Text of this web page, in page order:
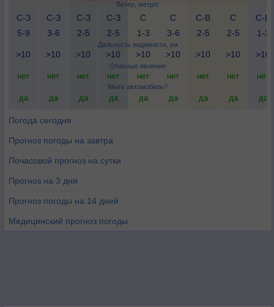
Ветер, метр/с
Дальность видимости, км
Опасные явления
Мыть автомобиль?
С-З
5-9
С-З
3-6
С-З
2-5
С-З
2-5
С
1-3
С
3-6
С-В
2-5
С
2-5
С-В
1-3
>10 >10 >10 >10 >10 >10 >10 >10 >10
нет нет нет нет нет нет нет нет нет
да да да да да да да да да
Погода сегодня
Прогноз погоды на завтра
Почасовой прогноз на сутки
Прогноз на 3 дня
Прогноз погоды на 14 дней
Медицинский прогноз погоды